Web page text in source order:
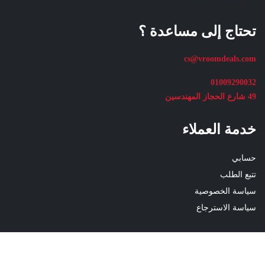
Kumho
235/55ZR17
103Y
PS72
quantity
235/55ZR17
تحتاج إلى مساعدة ؟
cs@vroomdeals.com
01009290032
49 شارع الحجاز المهندسين
خدمة العملاء
حسابي
تتبع الطلب
سياسة الخصوصية
سياسة الاسترجاع